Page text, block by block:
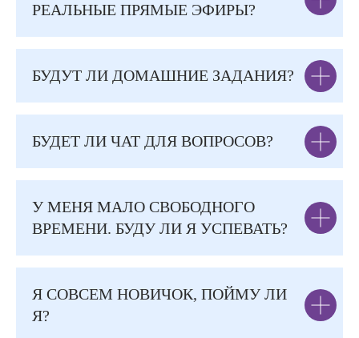
РЕАЛЬНЫЕ ПРЯМЫЕ ЭФИРЫ?
БУДУТ ЛИ ДОМАШНИЕ ЗАДАНИЯ?
БУДЕТ ЛИ ЧАТ ДЛЯ ВОПРОСОВ?
У МЕНЯ МАЛО СВОБОДНОГО
ВРЕМЕНИ. БУДУ ЛИ Я УСПЕВАТЬ?
Я СОВСЕМ НОВИЧОК, ПОЙМУ ЛИ
Я?